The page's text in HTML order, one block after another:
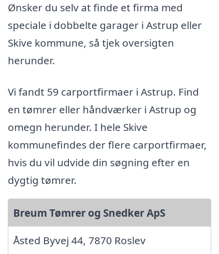
Ønsker du selv at finde et firma med
speciale i dobbelte garager i Astrup eller
Skive kommune, så tjek oversigten
herunder.
Vi fandt 59 carportfirmaer i Astrup. Find
en tømrer eller håndværker i Astrup og
omegn herunder. I hele Skive
kommunefindes der flere carportfirmaer,
hvis du vil udvide din søgning efter en
dygtig tømrer.
Breum Tømrer og Snedker ApS
Åsted Byvej 44, 7870 Roslev